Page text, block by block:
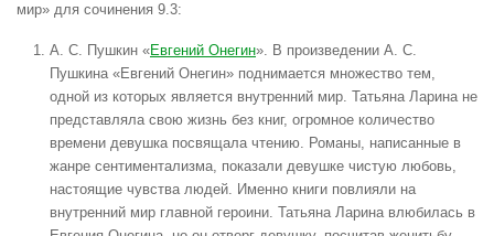
мир» для сочинения 9.3:
А. С. Пушкин «Евгений Онегин». В произведении А. С.
Пушкина «Евгений Онегин» поднимается множество тем,
одной из которых является внутренний мир. Татьяна Ларина не
представляла свою жизнь без книг, огромное количество
времени девушка посвящала чтению. Романы, написанные в
жанре сентиментализма, показали девушке чистую любовь,
настоящие чувства людей. Именно книги повлияли на
внутренний мир главной героини. Татьяна Ларина влюбилась в